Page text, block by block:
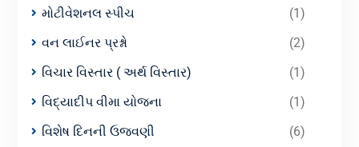
મોટીવેશનલ સ્પીચ
(1)
વન લાઈનર પ્રશ્નો
(2)
વિચાર વિસ્તાર ( અર્થ વિસ્તાર)
(1)
વિદ્યાદીપ વીમા યોજના
(1)
વિશેષ દિનની ઉજવણી
(6)